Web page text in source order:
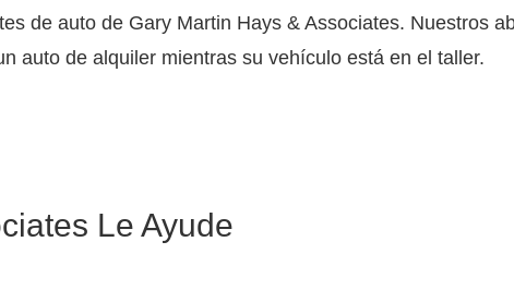
de auto de Gary Martin Hays & Associates. Nuestros
auto de alquiler mientras su vehículo está en el taller.
Le Ayude